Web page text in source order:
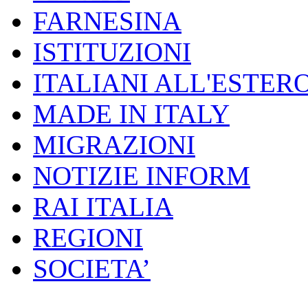
FARNESINA
ISTITUZIONI
ITALIANI
MADE IN ITALY
MIGRAZIONI
NOTIZIE INFORM
RAI ITALIA
REGIONI
SOCIETA’